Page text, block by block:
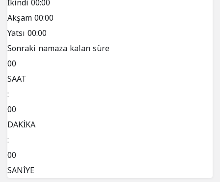
Kripto Paralar
Kripto para piyasalarında son durum!
Hava Durumu
Maç Merkezi
Gazeteler
Günün gazete manşetlerini inceleyin.
Akşam00:00
Yatsı00:00
Sonraki namaza kalan süre
00
SAAT
:
00
DAKİKA
:
00
SANİYE